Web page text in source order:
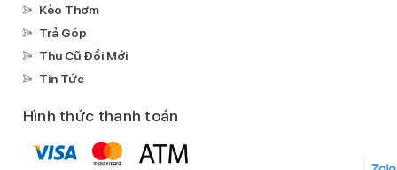
Kèo Thơm
Trả Góp
Thu Cũ Đổi Mới
Tin Tức
Hình thức thanh toán